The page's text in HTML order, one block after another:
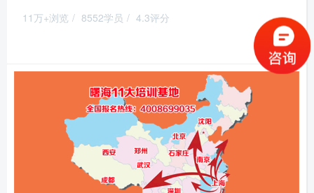
11万+浏览 / 8552学员 / 4.3评分
推荐